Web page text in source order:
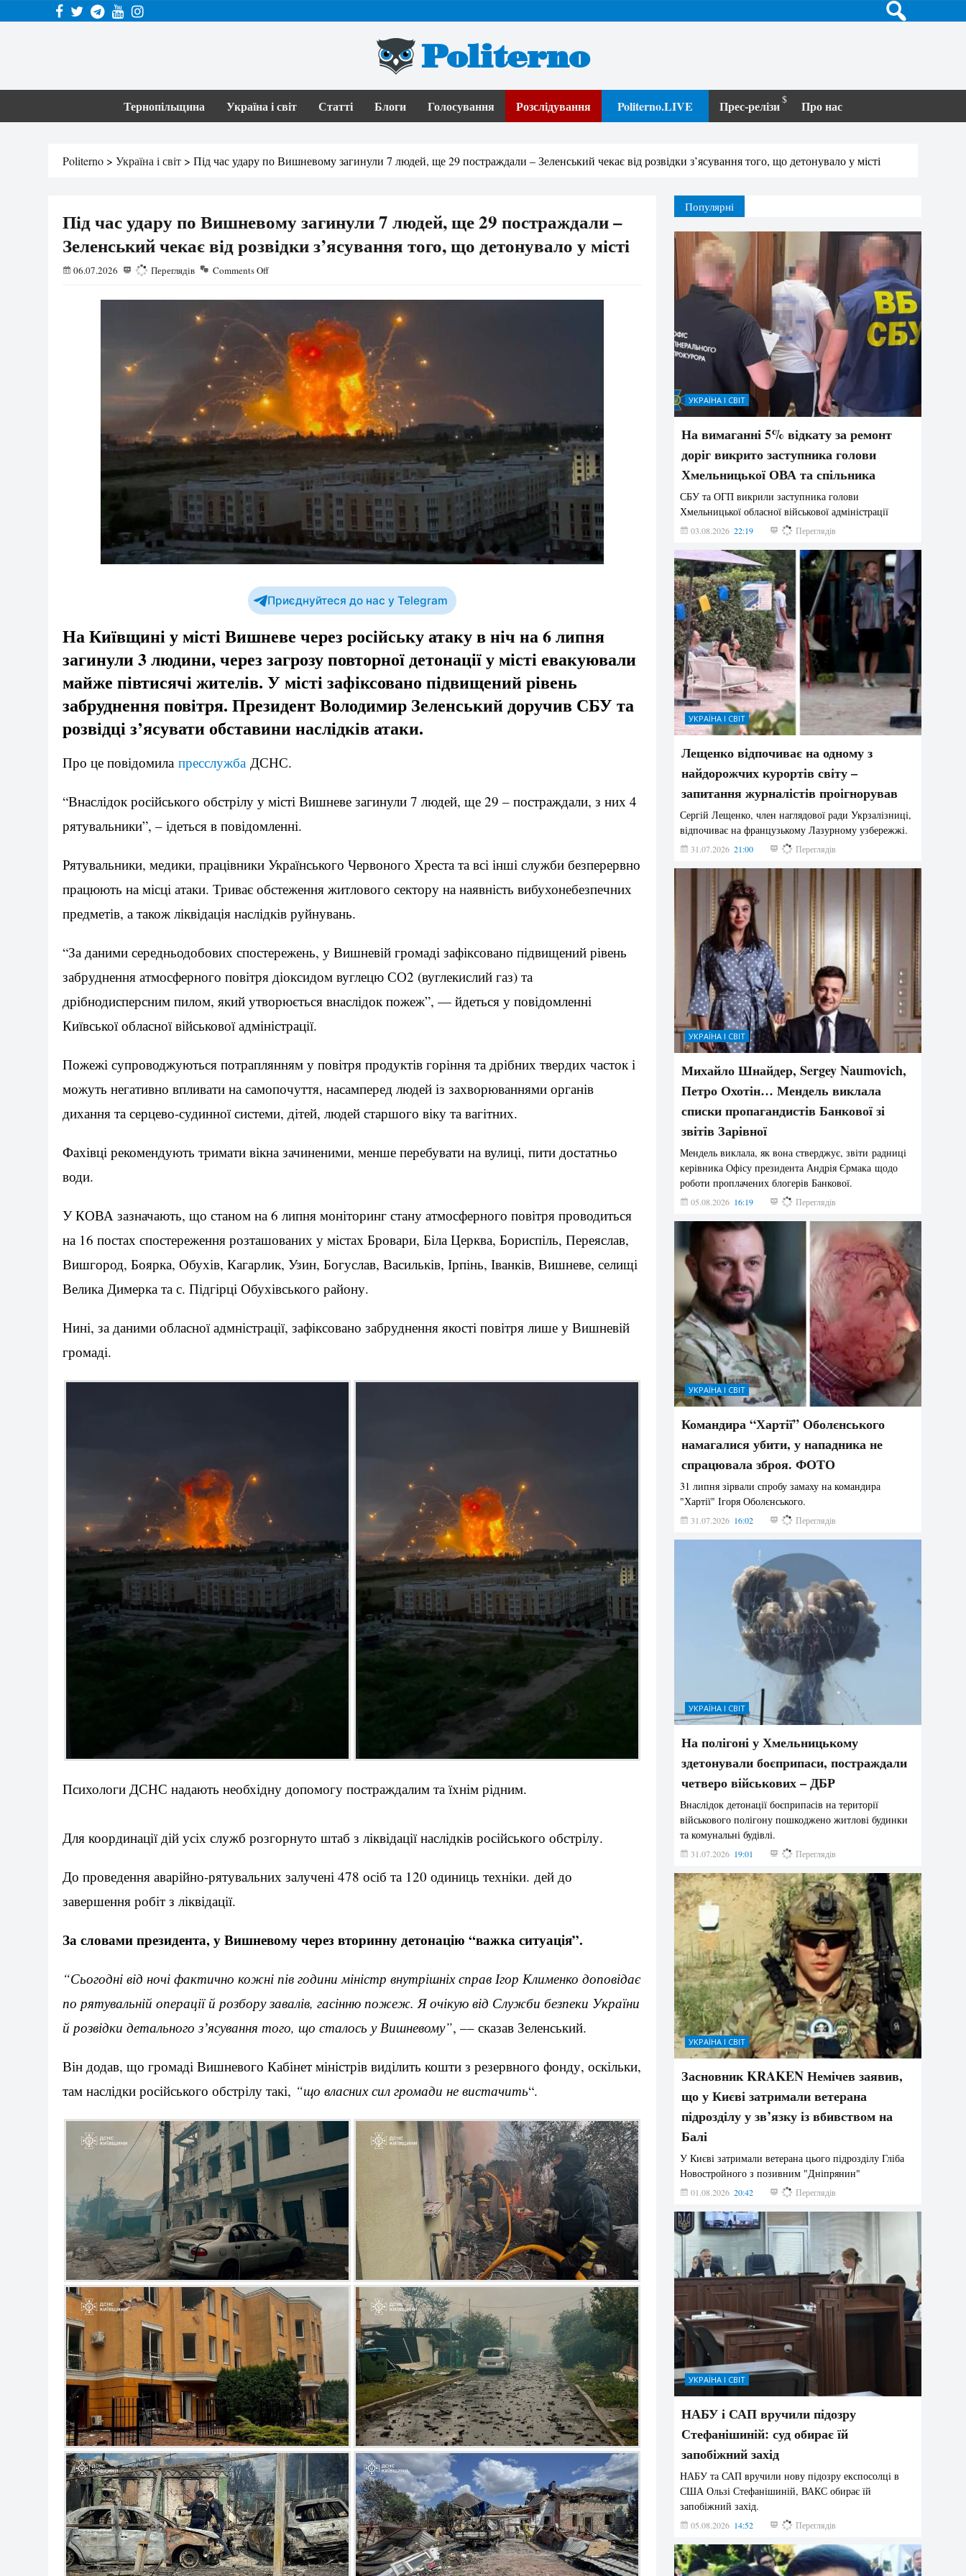
Politerno
Тернопільщина Україна і світ Статті Блоги Голосування Розслідування Politerno.LIVE Прес-релізи Про нас
Politerno > Україна і світ > Під час удару по Вишневому загинули 7 людей, ще 29 постраждали – Зеленський чекає від розвідки з’ясування того, що детонувало у місті
Під час удару по Вишневому загинули 7 людей, ще 29 постраждали –
Зеленський чекає від розвідки з’ясування того, що детонувало у місті
06.07.2026 337 Переглядів Comments Off
Приєднуйтеся до нас у Telegram
На Київщині у місті Вишневе через російську атаку в ніч на 6 липня
загинули 3 людини, через загрозу повторної детонації у місті евакуювали
майже півтисячі жителів. У містізафіксовано підвищений рівень
забруднення повітря. Президент Володимир Зеленський доручив СБУ та
розвідці з’ясувати обставини наслідків атаки.
Про це повідомила пресслужба ДСНС.
“Внаслідок російського обстрілу у місті Вишневе загинули 7 людей, ще 29 – постраждали, з них 4
рятувальники”, – ідеться в повідомленні.
Рятувальники, медики, працівники Українського Червоного Хреста та всі інші служби безперервно
працюють на місці атаки. Триває обстеження житлового сектору на наявність вибухонебезпечних
предметів, а також ліквідація наслідків руйнувань.
“За даними середньодобових спостережень, у Вишневій громаді зафіксовано підвищений рівень
забруднення атмосферного повітря діоксидом вуглецю СО2 (вуглекислий газ) та
дрібнодисперсним пилом, який утворюється внаслідок пожеж”, — йдеться у повідомленні
Київської обласної військової адміністрації.
Пожежі супроводжуються потраплянням у повітря продуктів горіння та дрібних твердих часток і
можуть негативно впливати на самопочуття, насамперед людей із захворюваннями органів
дихання та серцево-судинної системи, дітей, людей старшого віку та вагітних.
Фахівці рекомендують тримати вікна зачиненими, менше перебувати на вулиці, пити достатньо
води.
У КОВА зазначають, що станом на 6 липня моніторинг стану атмосферного повітря проводиться
на 16 постах спостереження розташованих у містах Бровари, Біла Церква, Бориспіль, Переяслав,
Вишгород, Боярка, Обухів, Кагарлик, Узин, Богуслав, Васильків, Ірпінь, Іванків, Вишневе, селищі
Велика Димерка та с. Підгірці Обухівського району.
Нині, за даними обласної адмністрації, зафіксовано забруднення якості повітря лише у Вишневій
громаді.
Психологи ДСНС надають необхідну допомогу постраждалим та їхнім рідним.
Для координації дій усіх служб розгорнуто штаб з ліквідації наслідків російського обстрілу.
До проведення аварійно-рятувальних залучені 478 осіб та 120 одиниць техніки. дей до
завершення робіт з ліквідації.
За словами президента, у Вишневому через вторинну детонацію “важка ситуація”.
“Сьогодні від ночі фактично кожні пів години міністр внутрішніх справ Ігор Клименко доповідає
по рятувальній операції й розбору завалів, гасінню пожеж. Я очікую від Служби безпеки України
й розвідки детального зʼясування того, що сталось у Вишневому”, –– сказав Зеленський.
Він додав, що громаді Вишневого Кабінет міністрів виділить кошти з резервного фонду, оскільки,
там наслідки російського обстрілу такі, “що власних сил громади не вистачить“.
Популярні
УКРАЇНА І СВІТ
На вимаганні 5% відкату за ремонт
доріг викрито заступника голови
Хмельницької ОВА та спільника
СБУ та ОГП викрили заступника голови
Хмельницької обласної військової адміністрації
03.08.2026 22:19 853 Переглядів
УКРАЇНА І СВІТ
Лещенко відпочиває на одному з
найдорожчих курортів світу –
запитання журналістів проігнорував
Сергій Лещенко, член наглядової ради Укрзалізниці,
відпочиває на французькому Лазурному узбережжі.
31.07.2026 21:00 215 Переглядів
УКРАЇНА І СВІТ
Михайло Шнайдер, Sergey Naumovich,
Петро Охотін… Мендель виклала
списки пропагандистів Банкової зі
звітів Зарівної
Мендель виклала, як вона стверджує, звіти радниці
керівника Офісу президента Андрія Єрмака щодо
роботи проплачених блогерів Банкової.
05.08.2026 16:19 203 Переглядів
УКРАЇНА І СВІТ
Командира “Хартії” Оболєнського
намагалися убити, у нападника не
спрацювала зброя. ФОТО
31 липня зірвали спробу замаху на командира
"Хартії" Ігоря Оболєнського.
31.07.2026 16:02 198 Переглядів
УКРАЇНА І СВІТ
На полігоні у Хмельницькому
здетонували боєприпаси, постраждали
четверо військових – ДБР
Внаслідок детонації боєприпасів на території
військового полігону пошкоджено житлові будинки
та комунальні будівлі.
31.07.2026 19:01 190 Переглядів
УКРАЇНА І СВІТ
Засновник KRAKEN Немічев заявив,
що у Києві затримали ветерана
підрозділу у зв’язку із вбивством на
Балі
У Києві затримали ветерана цього підрозділу Гліба
Новостройного з позивним "Дніпрянин"
01.08.2026 20:42 182 Переглядів
УКРАЇНА І СВІТ
НАБУ і САП вручили підозру
Стефанішиній: суд обирає їй
запобіжний захід
НАБУ та САП вручили нову підозру експосолці в
США Ользі Стефанішиній, ВАКС обирає їй
запобіжний захід.
05.08.2026 14:52 146 Переглядів